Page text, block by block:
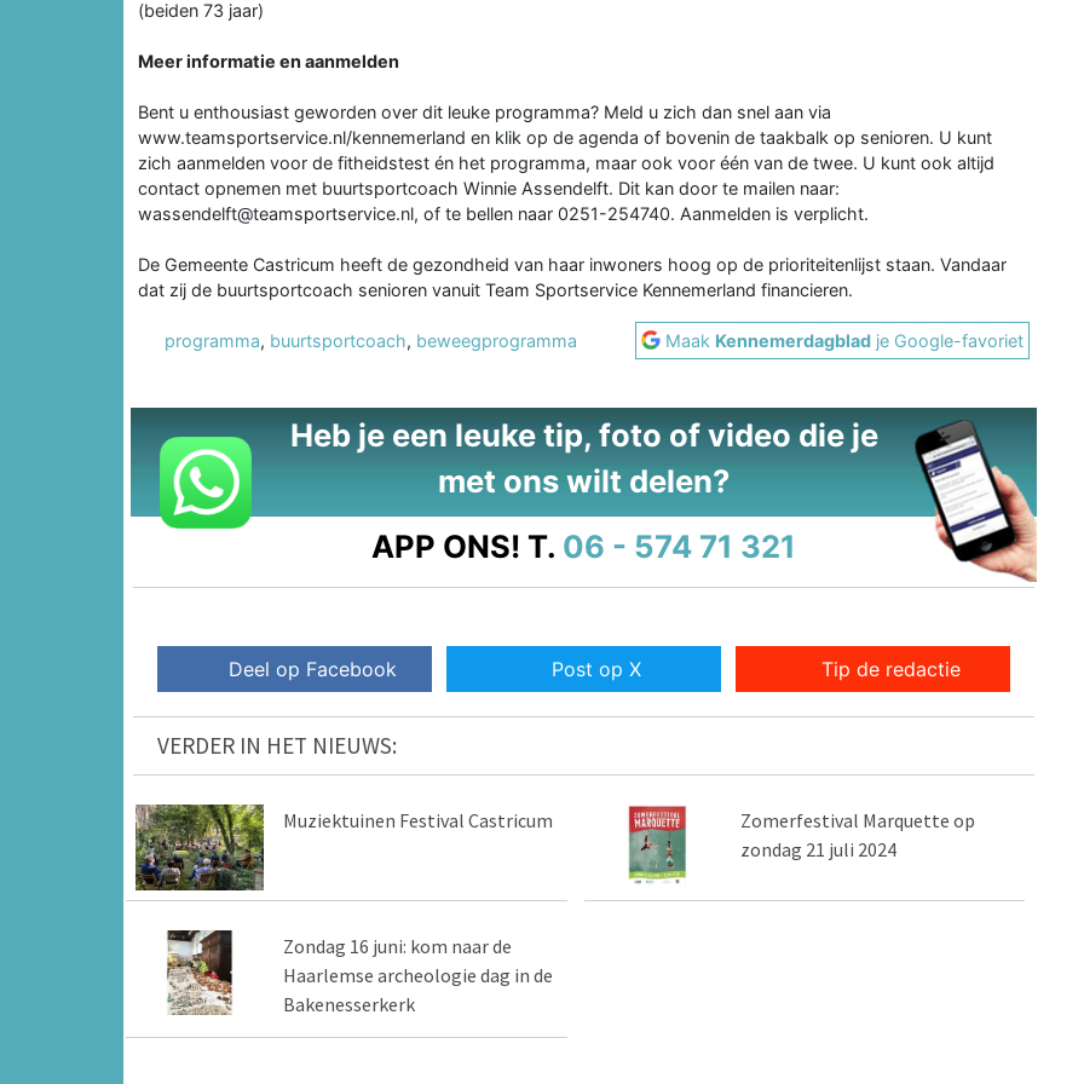
(beiden 73 jaar)
Meer informatie en aanmelden
Bent u enthousiast geworden over dit leuke programma? Meld u zich dan snel aan via
www.teamsportservice.nl/kennemerland en klik op de agenda of bovenin de taakbalk op senioren. U kunt
zich aanmelden voor de fitheidstest én het programma, maar ook voor één van de twee. U kunt ook altijd
contact opnemen met buurtsportcoach Winnie Assendelft. Dit kan door te mailen naar:
wassendelft@teamsportservice.nl, of te bellen naar 0251-254740. Aanmelden is verplicht.
De Gemeente Castricum heeft de gezondheid van haar inwoners hoog op de prioriteitenlijst staan. Vandaar
dat zij de buurtsportcoach senioren vanuit Team Sportservice Kennemerland financieren.
programma, buurtsportcoach, beweegprogramma Maak Kennemerdagblad je Google-favoriet
Heb je een leuke tip, foto of video die je
met ons wilt delen?
APP ONS! T. 06 - 574 71 321
Deel op Facebook Post op X Tip de redactie
VERDER IN HET NIEUWS:
Muziektuinen Festival Castricum
Zomerfestival Marquette op
zondag 21 juli 2024
Zondag 16 juni: kom naar de
Haarlemse archeologie dag in de
Bakenesserkerk